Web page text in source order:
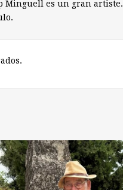
Minguell es un gran artiste.